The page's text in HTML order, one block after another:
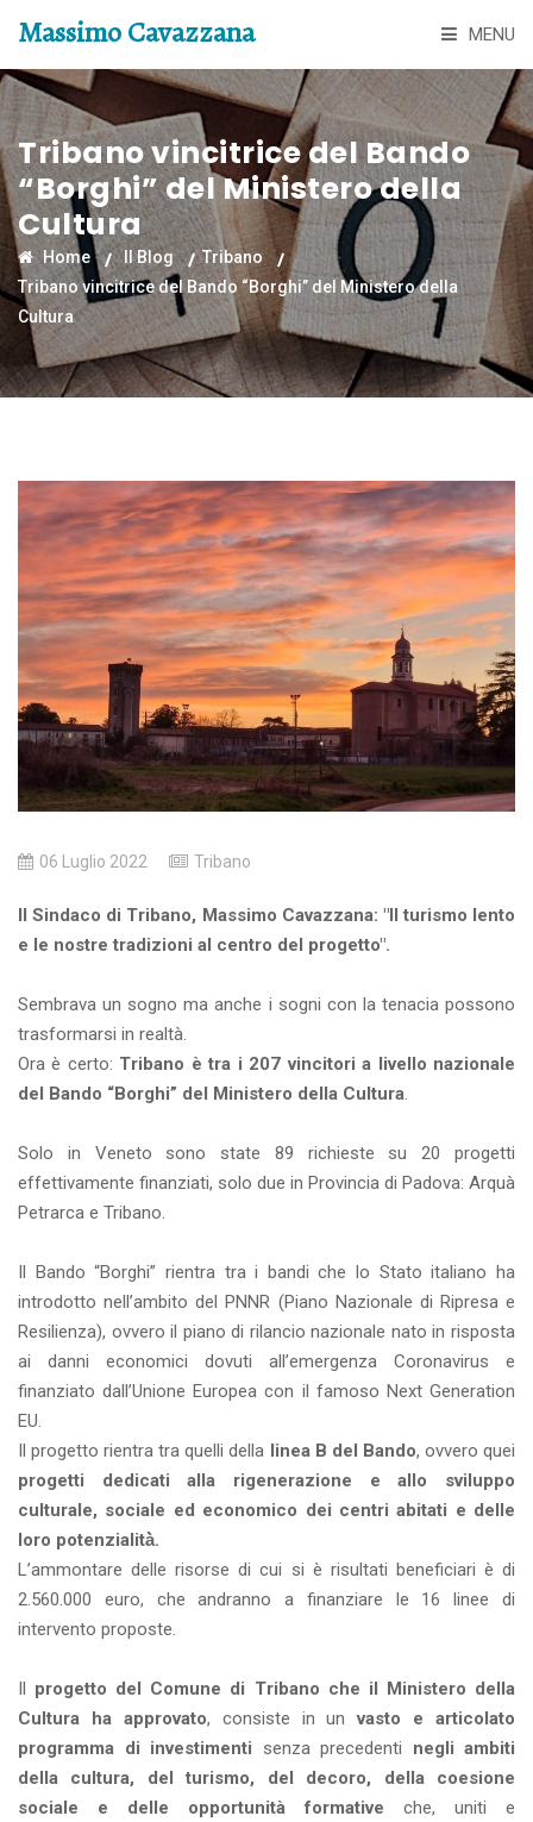
Massimo Cavazzana MENU
Tribano vincitrice del Bando
“Borghi” del Ministero della
Cultura
Home Il Blog
Tribano
Tribano vincitrice del Bando “Borghi” del Ministero della
Cultura
06 Luglio 2022 Tribano
Il Sindaco di Tribano, Massimo Cavazzana: "Il turismo lento
e le nostre tradizioni al centro del progetto".
Sembrava un sogno ma anche i sogni con la tenacia possono
trasformarsi in realtà.
Ora è certo: Tribano è tra i 207 vincitori a livello nazionale
del Bando “Borghi” del Ministero della Cultura.
Solo in Veneto sono state 89 richieste su 20 progetti
effettivamente finanziati, solo due in Provincia di Padova: Arquà
Petrarca e Tribano.
Il Bando “Borghi” rientra tra i bandi che lo Stato italiano ha
introdotto nell’ambito del PNNR (Piano Nazionale di Ripresa e
Resilienza), ovvero il piano di rilancio nazionale nato in risposta
ai danni economici dovuti all’emergenza Coronavirus e
finanziato dall’Unione Europea con il famoso Next Generation
EU.
Il progetto rientra tra quelli della linea B del Bando, ovvero quei
progetti dedicati alla rigenerazione e allo sviluppo
culturale, sociale ed economico dei centri abitati e delle
loro potenzialità̀.
L’ammontare delle risorse di cui si è risultati beneficiari è di
2.560.000 euro, che andranno a finanziare le 16 linee di
intervento proposte.
progetto del Comune di Tribano che il Ministero della
Cultura ha approvato, consiste in unvasto e articolato
programma di investimenti senza precedenti negli ambiti
della cultura, del turismo, del decoro, della coesione
sociale e delle opportunità formative che, uniti e